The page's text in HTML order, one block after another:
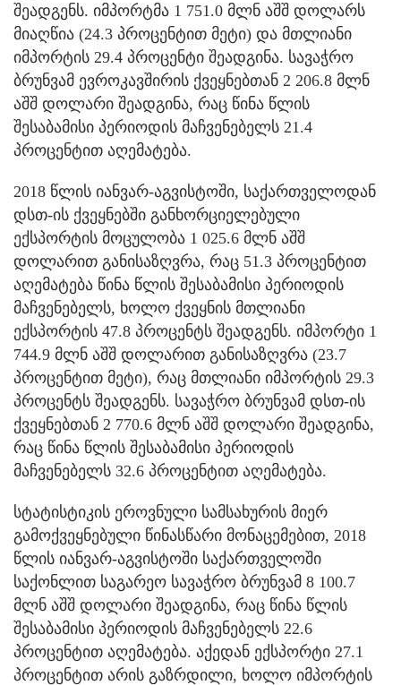
შეადგენს. იმპორტმა 1 751.0 მლნ აშშ დოლარს
მიაღწია (24.3 პროცენტით მეტი) და მთლიანი
იმპორტის 29.4 პროცენტი შეადგინა. სავაჭრო
ბრუნვამ ევროკავშირის ქვეყნებთან 2 206.8 მლნ
აშშ დოლარი შეადგინა, რაც წინა წლის
შესაბამისი პერიოდის მაჩვენებელს 21.4
პროცენტით აღემატება.
2018 წლის იანვარ-აგვისტოში, საქართველოდან
დსთ-ის ქვეყნებში განხორციელებული
ექსპორტის მოცულობა 1 025.6 მლნ აშშ
დოლარით განისაზღვრა, რაც 51.3 პროცენტით
აღემატება წინა წლის შესაბამისი პერიოდის
მაჩვენებელს, ხოლო ქვეყნის მთლიანი
ექსპორტის 47.8 პროცენტს შეადგენს. იმპორტი 1
744.9 მლნ აშშ დოლარით განისაზღვრა (23.7
პროცენტით მეტი), რაც მთლიანი იმპორტის 29.3
პროცენტს შეადგენს. სავაჭრო ბრუნვამ დსთ-ის
ქვეყნებთან 2 770.6 მლნ აშშ დოლარი შეადგინა,
რაც წინა წლის შესაბამისი პერიოდის
მაჩვენებელს 32.6 პროცენტით აღემატება.
სტატისტიკის ეროვნული სამსახურის მიერ
გამოქვეყნებული წინასწარი მონაცემებით, 2018
წლის იანვარ-აგვისტოში საქართველოში
საქონლით საგარეო სავაჭრო ბრუნვამ 8 100.7
მლნ აშშ დოლარი შეადგინა, რაც წინა წლის
შესაბამისი პერიოდის მაჩვენებელს 22.6
პროცენტით აღემატება. აქედან ექსპორტი 27.1
პროცენტით არის გაზრდილი, ხოლო იმპორტის